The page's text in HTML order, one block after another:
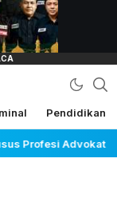
Tetapi Tak
Pendidikan
Maujual Gandeng